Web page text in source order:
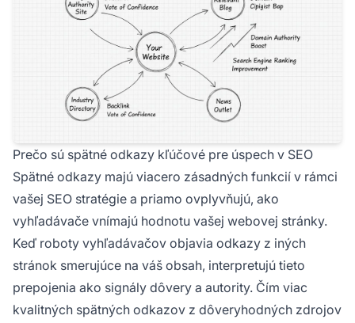
Prečo sú spätné odkazy kľúčové pre úspech v SEO
Spätné odkazy majú viacero zásadných funkcií v rámci
vašej SEO stratégie a priamo ovplyvňujú, ako
vyhľadávače vnímajú hodnotu vašej webovej stránky.
Keď roboty vyhľadávačov objavia odkazy z iných
stránok smerujúce na váš obsah, interpretujú tieto
prepojenia ako signály dôvery a autority. Čím viac
kvalitných spätných odkazov z dôveryhodných zdrojov